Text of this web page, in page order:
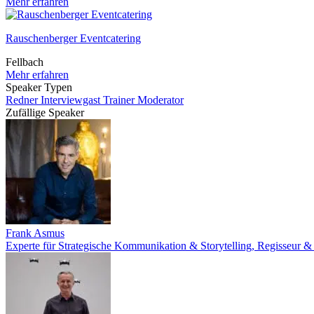
Rauschenberger Eventcatering
Fellbach
Mehr erfahren
Speaker Typen
RednerInterviewgast TrainerModerator
Zufällige Speaker
Frank Asmus
Experte für Strategische Kommunikation & Storytelling, Regisseur